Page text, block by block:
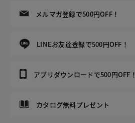
メルマガ登録で500円OFF！
LINEお友達登録で500円OFF！
アプリダウンロードで500円OFF！
カタログ無料プレゼント